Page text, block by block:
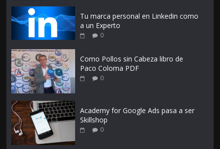
Tu marca personal en Linkedin como
a un Experto
0
Como Pollos sin Cabeza libro de
Paco Coloma PDF
0
Academy for Google Ads pasa a ser
Skillshop
0